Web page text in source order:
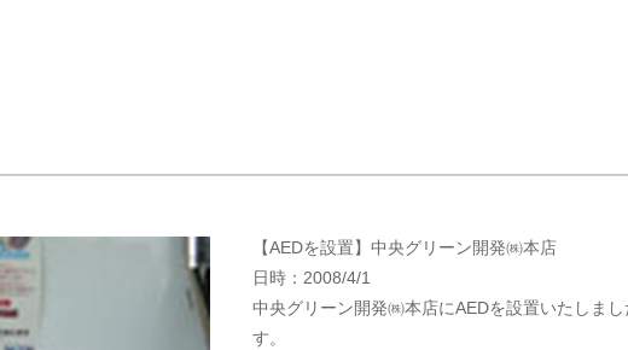
から探す
実績を見る
【AEDを設置】中央グリーン開発㈱本店
日時：2008/4/1
中央グリーン開発㈱本店にAEDを設置いたしま
す。